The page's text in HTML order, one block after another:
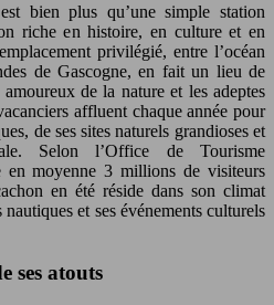
bien plus qu’une simple station
riche en histoire, en culture et en
privilégié, entre l’océan
de Gascogne, en fait un lieu de
de la nature et les adeptes
affluent chaque année pour
de ses sites naturels grandioses et
Selon l’Office de Tourisme
en moyenne 3 millions de visiteurs
en été réside dans son climat
et ses événements culturels
ses atouts